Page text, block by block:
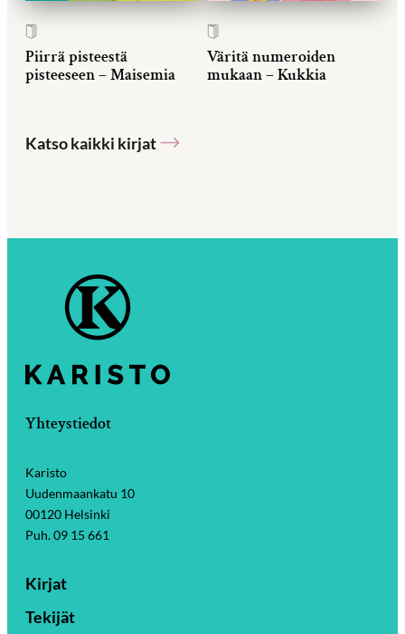
Piirrä pisteestä
pisteeseen – Maisemia
Väritä numeroiden
mukaan – Kukkia
Katso kaikki kirjat
Yhteystiedot
Karisto
Uudenmaankatu 10
00120 Helsinki
Puh. 09 15 661
Kirjat
Tekijät